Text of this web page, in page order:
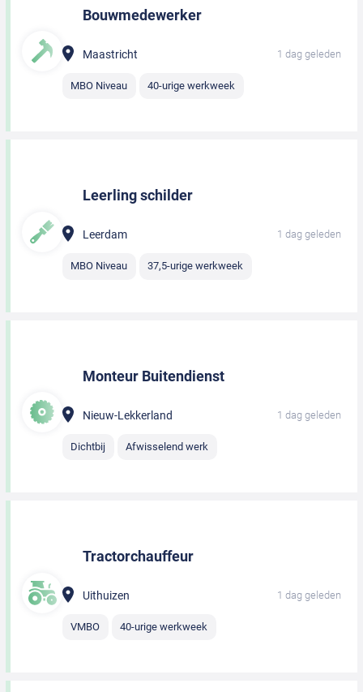
Bouwmedewerker
Maastricht 1 dag geleden
MBO Niveau 40-urige werkweek
Leerling schilder
Leerdam 1 dag geleden
MBO Niveau 37,5-urige werkweek
Monteur Buitendienst
Nieuw-Lekkerland 1 dag geleden
Dichtbij Afwisselend werk
Tractorchauffeur
Uithuizen 1 dag geleden
VMBO 40-urige werkweek